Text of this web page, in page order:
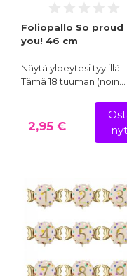
Foliopallo So proud
you! 46 cm
Näytä ylpeytesi tyylillä!
Tämä 18 tuuman (noin…
2,95 €